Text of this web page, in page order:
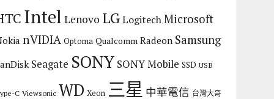
Intel Lenovo LGLogitechMicrosoft
nVIDIA Optoma Qualcomm Radeon Samsung
Seagate SONY SONY Mobile SSD USB
C Viewsonic WD Xeon 三星 中華電信 台灣大哥